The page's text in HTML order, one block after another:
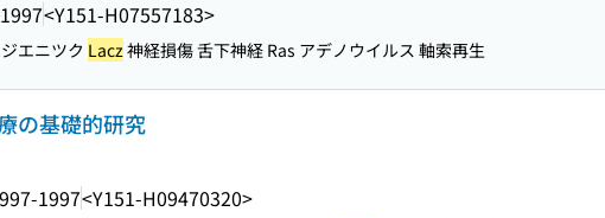
<Y151-H07557183>
エニツク Lacz神経損傷 舌下神経 Ras アデノウイルス 軸索再生
の基礎的研究
1997<Y151-H09470320>